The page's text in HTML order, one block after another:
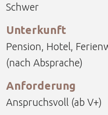
Schwer
Unterkunft
Pension, Hotel,
(nach Absprache)
Anforderung
Anspruchsvoll (ab V+)